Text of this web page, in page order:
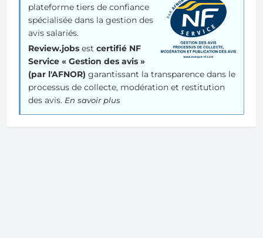
plateforme tiers de confiance
spécialisée dans la gestion des
avis salariés.
Review.jobs est certifié NF
Service « Gestion des avis »
(par l'AFNOR) garantissant la transparence dans le
processus de collecte, modération et restitution
des avis. En savoir plus